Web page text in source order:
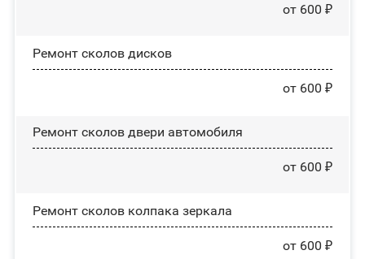
от 600 ₽
Ремонт сколов дисков
от 600 ₽
Ремонт сколов двери автомобиля
от 600 ₽
Ремонт сколов колпака зеркала
от 600 ₽